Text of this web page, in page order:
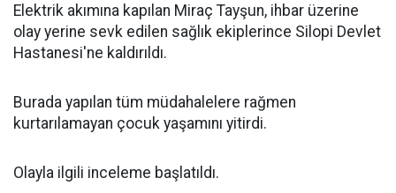
Elektrik akımına kapılan Miraç Tayşun, ihbar üzerine
olay yerine sevk edilen sağlık ekiplerince Silopi Devlet
Hastanesi'ne kaldırıldı.
Burada yapılan tüm müdahalelere rağmen
kurtarılamayan çocuk yaşamını yitirdi.
Olayla ilgili inceleme başlatıldı.